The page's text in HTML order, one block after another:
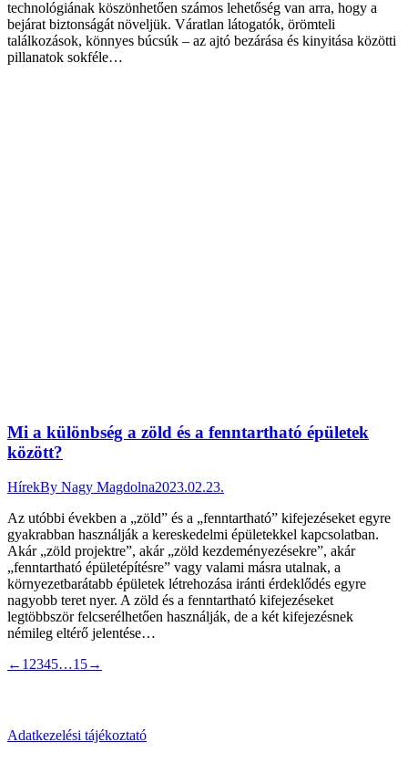
technológiának köszönhetően számos lehetőség van arra, hogy a
bejárat biztonságát növeljük. Váratlan látogatók, örömteli
találkozások, könnyes búcsúk – az ajtó bezárása és kinyitása közötti
pillanatok sokféle…
Mi a különbség a zöld és a fenntartható épületek
között?
HírekBy Nagy Magdolna2023.02.23.
Az utóbbi években a „zöld” és a „fenntartható” kifejezéseket egyre
gyakrabban használják a kereskedelmi épületekkel kapcsolatban.
Akár „zöld projektre”, akár „zöld kezdeményezésekre”, akár
„fenntartható épületépítésre” vagy valami másra utalnak, a
környezetbarátabb épületek létrehozása iránti érdeklődés egyre
nagyobb teret nyer. A zöld és a fenntartható kifejezéseket
legtöbbször felcserélhetően használják, de a két kifejezésnek
némileg eltérő jelentése…
← 1 2345…15→
Adatkezelési tájékoztató